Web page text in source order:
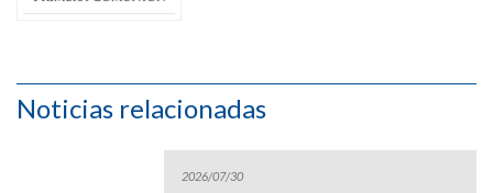
Noticias relacionadas
2026/07/30